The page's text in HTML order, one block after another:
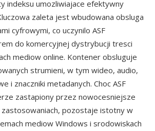
indeksu umozliwiajace efektywny
zaleta jest wbudowana obsluga
cyfrowymi, co uczynilo ASF
do komercyjnej dystrybucji tresci
mediow online. Kontener obsluguje
strumieni, w tym wideo, audio,
i znaczniki metadanych. Choc ASF
zastapiony przez nowocesniejsze
pozostaje istotny w
mediow Windows i srodowiskach